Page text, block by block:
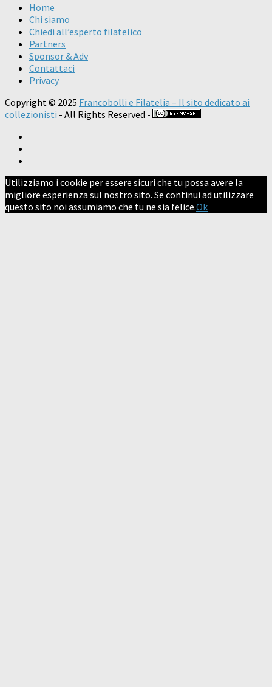
Home
Chi siamo
Chiedi all’esperto filatelico
Partners
Sponsor & Adv
Contattaci
Privacy
Copyright © 2025 Francobolli e Filatelia – Il sito dedicato ai
collezionisti - All Rights Reserved -
Utilizziamo i cookie per essere sicuri che tu possa avere la
migliore esperienza sul nostro sito. Se continui ad utilizzare
questo sito noi assumiamo che tu ne sia felice.Ok